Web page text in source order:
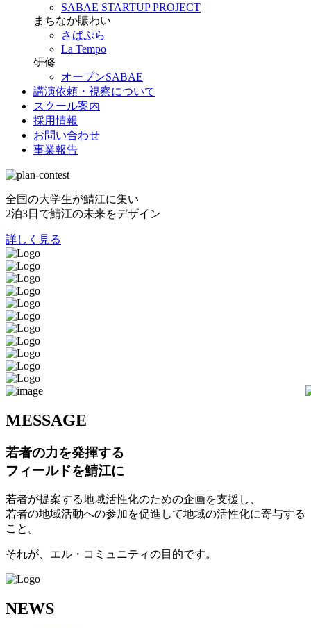
SABAE STARTUP PROJECT
まちなか賑わい
さばぷら
La Tempo
研修
オープンSABAE
講演依頼・視察について
スクール案内
採用情報
お問い合わせ
事業報告
全国の大学生が鯖江に集い
2泊3日で鯖江の未来をデザイン
詳しく見る
MESSAGE
若者の力を発揮する
フィールドを鯖江に
若者が提案する地域活性化のための企画を支援し、
若者の地域活動への参加を促進して地域の活性化に寄与する
こと。
それが、エル・コミュニティの目的です。
NEWS